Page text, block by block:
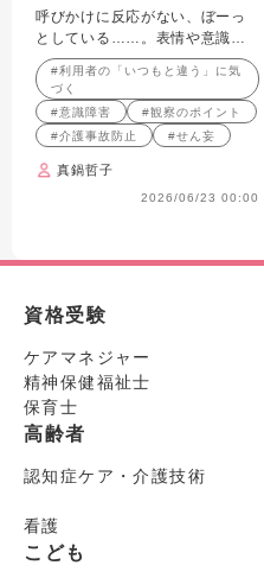
意識の観察と対応のコツ
呼びかけに反応がない、ぼーっ
としている……。表情や意識の
「いつもと違う」を見逃さない
ためのポイントを
#利用者の「いつもと違う」に気
づく
#意識障害
#観察のポイント
#介護事故防止
#せん妄
真鍋哲子
2026/06/23 00:00
資格受験
ケアマネジャー
精神保健福祉士
保育士
高齢者
認知症ケア・介護技術
看護
こども